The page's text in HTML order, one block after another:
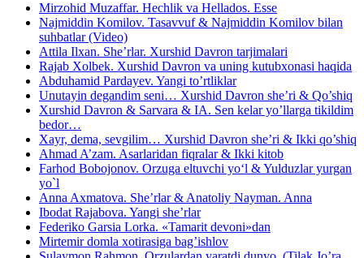
Mirzohid Muzaffar. Hechlik va Hellados. Esse
Najmiddin Komilov. Tasavvuf & Najmiddin Komilov bilan
suhbatlar (Video)
Attila Ilxan. She’rlar. Xurshid Davron tarjimalari
Rajab Xolbek. Xurshid Davron va uning kutubxonasi haqida
Abduhamid Pardayev. Yangi to’rtliklar
Unutayin degandim seni… Xurshid Davron she’ri & Qo’shiq
Xurshid Davron & Sarvara & IA. Sen kelar yo’llarga tikildim
bedor…
Xayr, dema, sevgilim… Xurshid Davron she’ri & Ikki qo’shiq
Ahmad A’zam. Asarlaridan fiqralar & Ikki kitob
Farhod Bobojonov. Orzuga eltuvchi yo‘l & Yulduzlar yurgan
yo`l
Anna Axmatova. She’rlar & Anatoliy Nayman. Anna
Ibodat Rajabova. Yangi she’rlar
Federiko Garsia Lorka. «Tamarit devoni»dan
Mirtemir domla xotirasiga bag’ishlov